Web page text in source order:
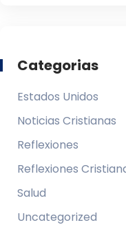
Categorias
Estados Unidos
Noticias Cristianas
Reflexiones
Reflexiones
Salud
Uncategorized